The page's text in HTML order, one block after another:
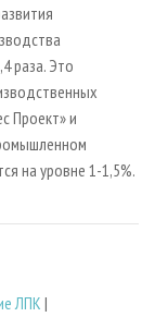
раза. Это
Проект» и
на уровне 1-1,5%.
ЛПК|